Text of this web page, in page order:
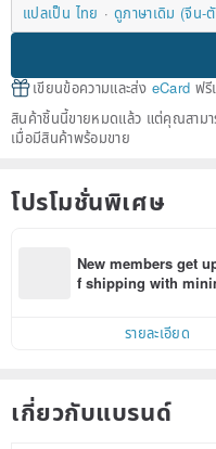
แปลเป็น ไทย
ดูภาษาเดิม (จีน-
เขียนข้อความและส่ง eCard ฟรี
สินค้าชิ้นนี้ขายหมดแล้ว แต่คุณสาม
เมื่อมีสินค้าพร้อมขาย
โปรโมชั่นพิเศษ
New members get
f shipping with
within 7 days!
รายละเอียด
เกี่ยวกับแบรนด์